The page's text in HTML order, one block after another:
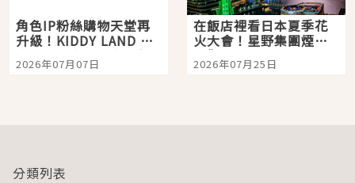
角色IP粉絲購物天堂再
升級！KIDDY LAND 原
宿店吉伊卡哇迎客，新
開幕 OMOKADO 店3分
2026年07月07日
在飯店裡看日本夏季花
火大會！星野集團煙火
景觀飯店6選，讓你不用
人擠人悠閒欣賞
2026年07月25日
分類列表